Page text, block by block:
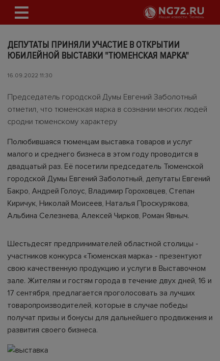
ДЕПУТАТЫ ПРИНЯЛИ УЧАСТИЕ В ОТКРЫТИИ
ЮБИЛЕЙНОЙ ВЫСТАВКИ "ТЮМЕНСКАЯ МАРКА"
16.09.2022 11:30
Председатель городской Думы Евгений Заболотный
отметил, что тюменская марка в сознании многих людей
сродни тюменскому характеру
Полюбившаяся тюменцам выставка товаров и услуг
малого и среднего бизнеса в этом году проводится в
двадцатый раз. Её посетили председатель Тюменской
городской Думы Евгений Заболотный, депутаты Евгений
Бакро, Андрей Голоус, Владимир Гороховцев, Степан
Киричук, Николай Моисеев, Наталья Проскурякова,
Альбина Селезнева, Алексей Чирков, Роман Явныч.
Шестьдесят предпринимателей областной столицы -
участников конкурса «Тюменская марка» - презентуют
свою качественную продукцию и услуги в Выставочном
зале. Жителям и гостям города в течение двух дней, 16 и
17 сентября, предлагается проголосовать за лучших
товаропроизводителей, которые в случае победы
получат призы и бонусы для дальнейшего продвижения и
развития своего бизнеса.